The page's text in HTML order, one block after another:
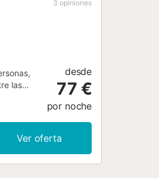
3 opiniones
las
desde
77 €
por noche
Ver oferta